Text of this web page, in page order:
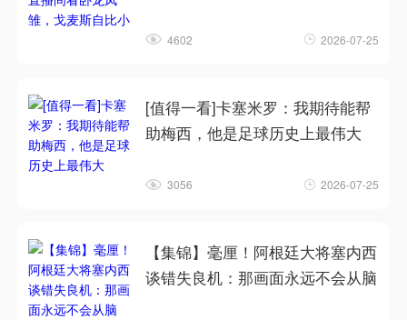
4602 2026-07-25
[值得一看]卡塞米罗：我期待能帮
助梅西，他是足球历史上最伟大
3056 2026-07-25
【集锦】毫厘！阿根廷大将塞内西
谈错失良机：那画面永远不会从脑